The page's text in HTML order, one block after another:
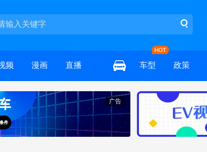
频 漫画 直播 车型 政策
广告